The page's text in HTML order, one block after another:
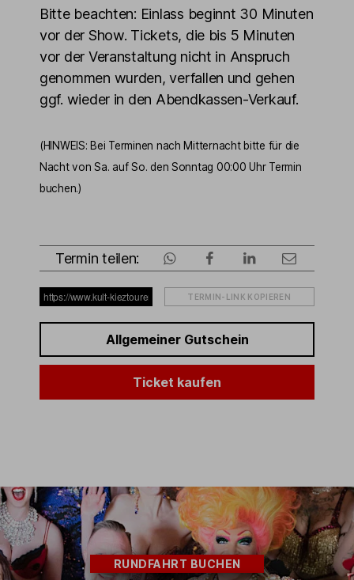
Bitte beachten: Einlass beginnt 30 Minuten
vor der Show. Tickets, die bis 5 Minuten
vor der Veranstaltung nicht in Anspruch
genommen wurden, verfallen und gehen
ggf. wieder in den Abendkassen-Verkauf.
(HINWEIS: Bei Terminen nach Mitternacht bitte für die
Nacht von Sa. auf So. den Sonntag 00:00 Uhr Termin
buchen.)
Termin teilen:
TERMIN-LINK KOPIEREN
Allgemeiner Gutschein
Ticket kaufen
RUNDFAHRT BUCHEN